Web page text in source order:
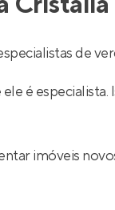
de
é
imóveis